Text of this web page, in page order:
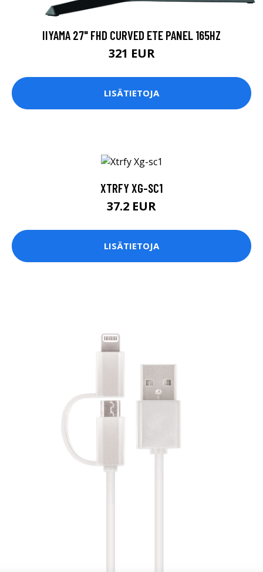
IIYAMA 27" FHD CURVED ETE PANEL 165HZ
321 EUR
LISÄTIETOJA
XTRFY XG-SC1
37.2 EUR
LISÄTIETOJA